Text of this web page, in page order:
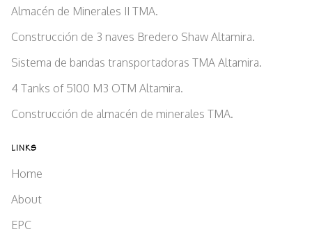
Almacén de Minerales II TMA.
Construcción de 3 naves Bredero Shaw Altamira.
Sistema de bandas transportadoras TMA Altamira.
4 Tanks of 5100 M3 OTM Altamira.
Construcción de almacén de minerales TMA.
LINKS
Home
About
EPC